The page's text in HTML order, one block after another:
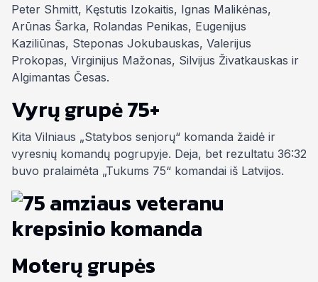
Peter Shmitt, Kęstutis Izokaitis, Ignas Malikėnas,
Arūnas Šarka, Rolandas Penikas, Eugenijus
Kaziliūnas, Steponas Jokubauskas, Valerijus
Prokopas, Virginijus Mažonas, Silvijus Živatkauskas ir
Algimantas Česas.
Vyrų grupė 75+
Kita Vilniaus „Statybos senjorų“ komanda žaidė ir
vyresnių komandų pogrupyje. Deja, bet rezultatu 36:32
buvo pralaimėta „Tukums 75“ komandai iš Latvijos.
Moterų grupės